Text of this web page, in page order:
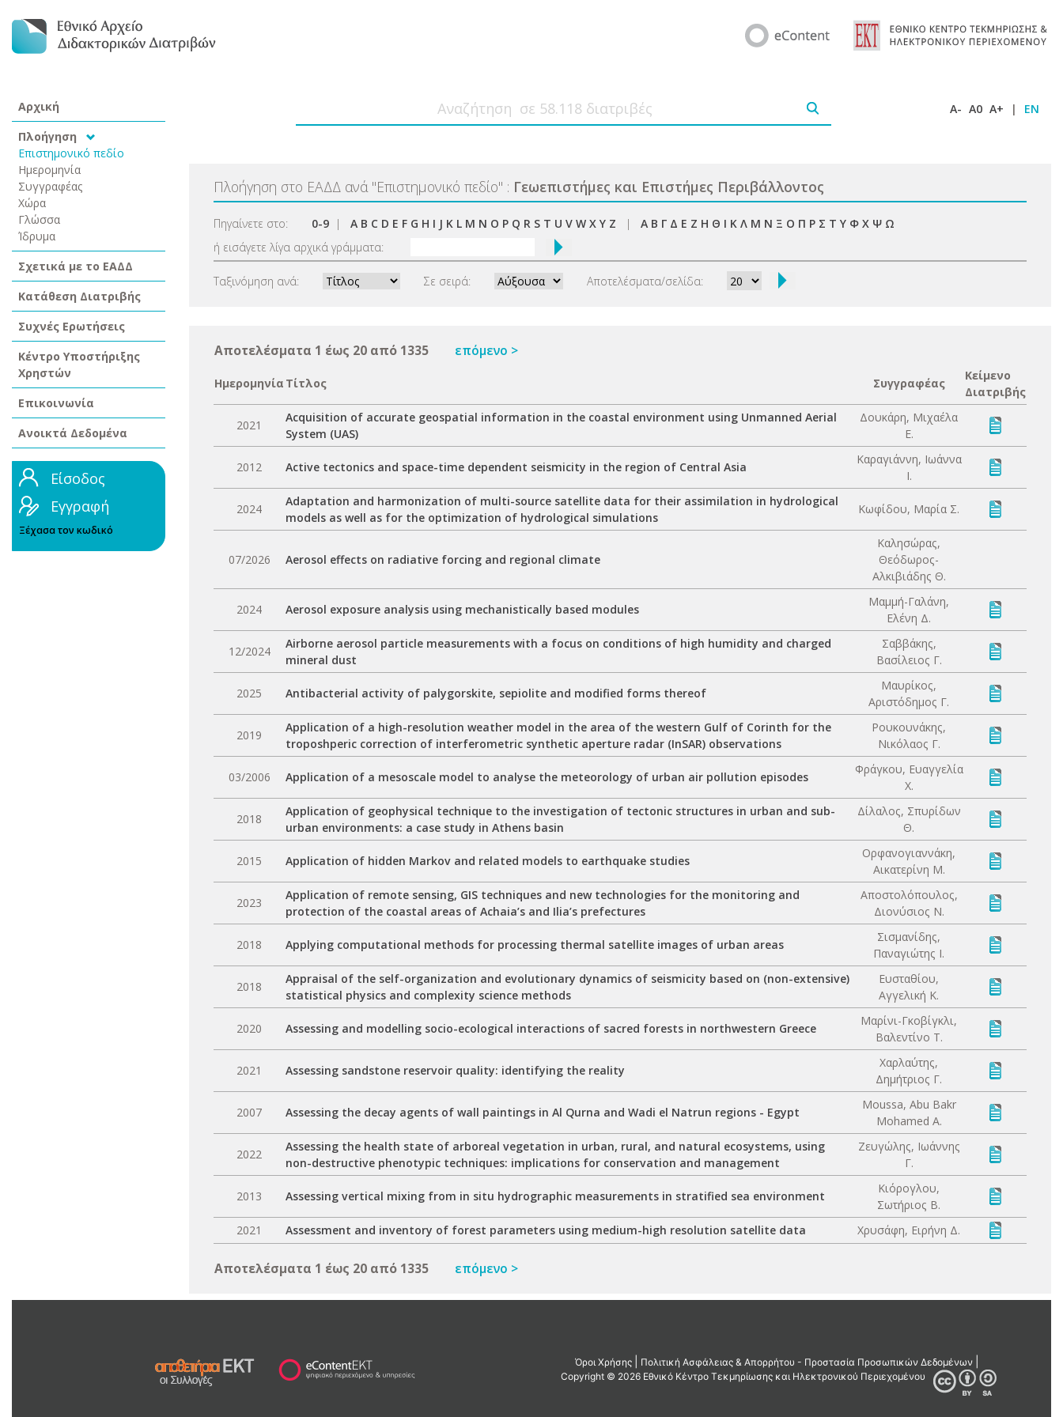
Αρχική
Πλοήγηση
Επιστημονικό πεδίο
Ημερομηνία
Συγγραφέας
Χώρα
Γλώσσα
Ίδρυμα
Σχετικά με το ΕΑΔΔ
Κατάθεση Διατριβής
Συχνές Ερωτήσεις
Κέντρο Υποστήριξης
Χρηστών
Επικοινωνία
Ανοικτά Δεδομένα
Είσοδος
Εγγραφή
Ξέχασα τον κωδικό
A- A0 A+ | EN
Πλοήγηση στο ΕΑΔΔ ανά "Επιστημονικό πεδίο" : Γεωεπιστήμες και Επιστήμες Περιβάλλοντος
Πηγαίνετε στο: 0-9 | A B C D E F G H I J K L M N O P Q R S T U V W X Y Z | Α Β Γ Δ Ε Ζ Η Θ Ι Κ Λ Μ Ν Ξ Ο Π Ρ Σ Τ Υ Φ Χ Ψ Ω
ή εισάγετε λίγα αρχικά γράμματα:
Ταξινόμηση ανά: Σε σειρά: Αποτελέσματα/σελίδα:
Αποτελέσματα 1 έως 20 από 1335 επόμενο >
Ημερομηνία Τίτλος Συγγραφέας
Κείμενο
Διατριβής
2021
Acquisition of accurate geospatial information in the coastal environment using Unmanned Aerial
System (UAS)
Δουκάρη, Μιχαέλα
Ε.
2012 Active tectonics and space-time dependent seismicity in the region of Central Asia
Καραγιάννη, Ιωάννα
Ι.
2024
Adaptation and harmonization of multi-source satellite data for their assimilation in hydrological
models as well as for the optimization of hydrological simulations
Κωφίδου, Μαρία Σ.
07/2026 Aerosol effects on radiative forcing and regional climate
Καλησώρας,
Θεόδωρος-
Αλκιβιάδης Θ.
2024 Aerosol exposure analysis using mechanistically based modules
Μαμμή-Γαλάνη,
Ελένη Δ.
12/2024
Airborne aerosol particle measurements with a focus on conditions of high humidity and charged
mineral dust
Σαββάκης,
Βασίλειος Γ.
2025 Antibacterial activity of palygorskite, sepiolite and modified forms thereof
Μαυρίκος,
Αριστόδημος Γ.
2019
Application of a high-resolution weather model in the area of the western Gulf of Corinth for the
troposhperic correction of interferometric synthetic aperture radar (InSAR) observations
Ρουκουνάκης,
Νικόλαος Γ.
03/2006 Application of a mesoscale model to analyse the meteorology of urban air pollution episodes
Φράγκου, Ευαγγελία
Χ.
2018
Application of geophysical technique to the investigation of tectonic structures in urban and sub-
urban environments: a case study in Athens basin
Δίλαλος, Σπυρίδων
Θ.
2015 Application of hidden Markov and related models to earthquake studies
Ορφανογιαννάκη,
Αικατερίνη Μ.
2023
Application of remote sensing, GIS techniques and new technologies for the monitoring and
protection of the coastal areas of Achaia’s and Ilia’s prefectures
Αποστολόπουλος,
Διονύσιος Ν.
2018 Applying computational methods for processing thermal satellite images of urban areas
Σισμανίδης,
Παναγιώτης Ι.
2018
Appraisal of the self-organization and evolutionary dynamics of seismicity based on (non-extensive)
statistical physics and complexity science methods
Ευσταθίου,
Αγγελική Κ.
2020 Assessing and modelling socio-ecological interactions of sacred forests in northwestern Greece
Μαρίνι-Γκοβίγκλι,
Βαλεντίνο Τ.
2021 Assessing sandstone reservoir quality: identifying the reality
Χαρλαύτης,
Δημήτριος Γ.
2007 Assessing the decay agents of wall paintings in Al Qurna and Wadi el Natrun regions - Egypt
Moussa, Abu Bakr
Mohamed A.
2022
Assessing the health state of arboreal vegetation in urban, rural, and natural ecosystems, using
non-destructive phenotypic techniques: implications for conservation and management
Ζευγώλης, Ιωάννης
Γ.
2013 Assessing vertical mixing from in situ hydrographic measurements in stratified sea environment
Κιόρογλου,
Σωτήριος Β.
2021
Assessment and inventory of forest parameters using medium-high resolution satellite data Χρυσάφη, Ειρήνη Δ.
Αποτελέσματα 1 έως 20 από 1335 επόμενο >